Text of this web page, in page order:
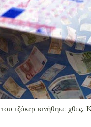
τζόκερ κινήθηκε